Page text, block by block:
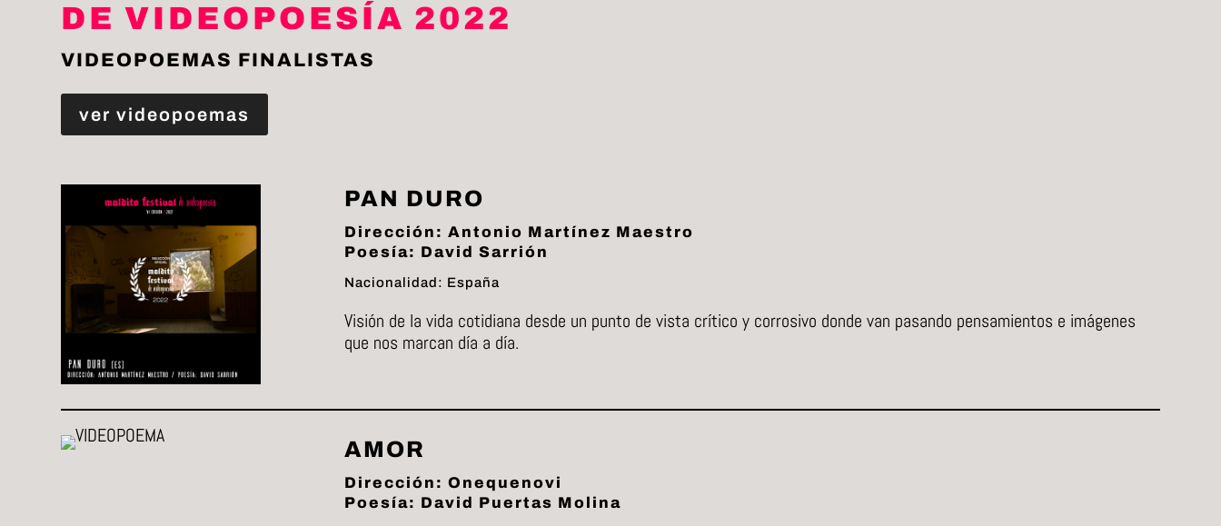
DE VIDEOPOESÍA 2022
VIDEOPOEMAS FINALISTAS
ver videopoemas
PAN DURO
Dirección: Antonio Martínez Maestro
Poesía: David Sarrión
Nacionalidad: España
Visión de la vida cotidiana desde un punto de vista crítico y corrosivo donde van pasando pensamientos e imágenes
que nos marcan día a día.
AMOR
Dirección: Onequenovi
Poesía: David Puertas Molina